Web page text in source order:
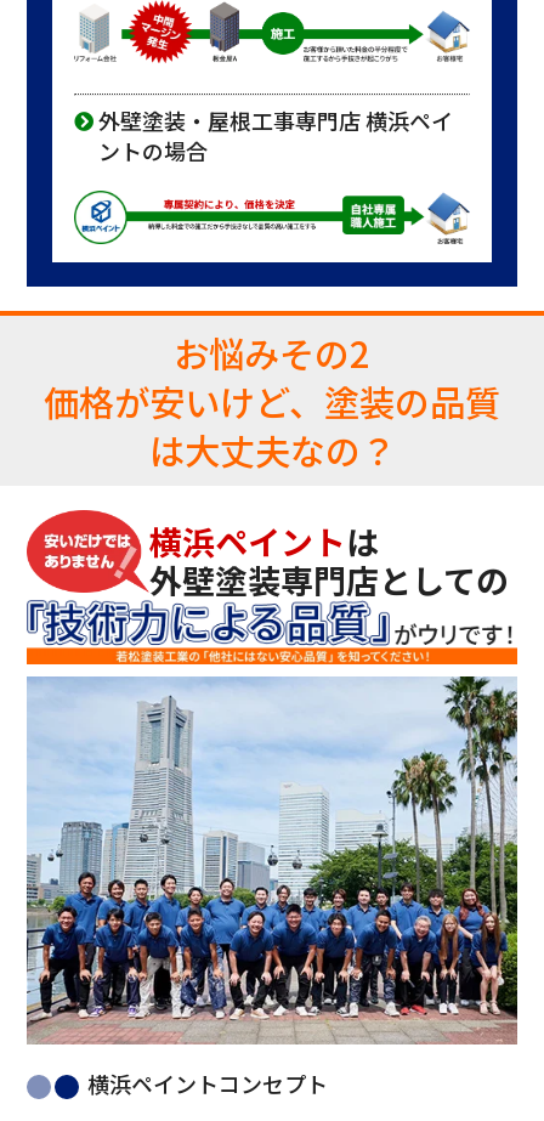
外壁塗装・屋根工事専門店 横浜ペイ
ントの場合
お悩みその2
価格が安いけど、塗装の品質
は大丈夫なの？
横浜ペイントは
外壁塗装専門店としての
横浜ペイントコンセプト